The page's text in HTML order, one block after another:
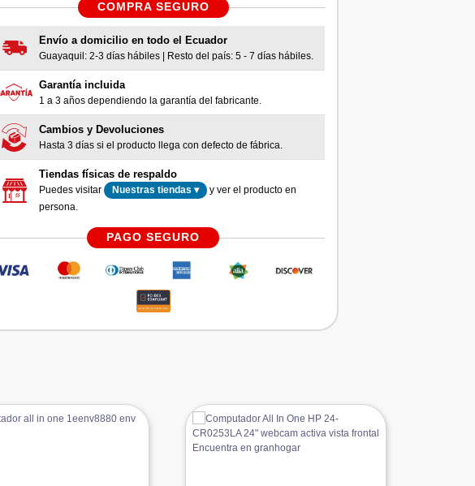
COMPRA SEGURO
Envío a domicilio en todo el Ecuador
Guayaquil: 2-3 días hábiles | Resto del país: 5 - 7 días hábiles.
Garantía incluida
1 a 3 años dependiendo la garantía del fabricante.
Cambios y Devoluciones
Hasta 3 días si el producto llega con defecto de fábrica.
Tiendas físicas de respaldo
Puedes visitar Nuestras tiendas ▾
y ver el producto en
persona.
PAGO SEGURO